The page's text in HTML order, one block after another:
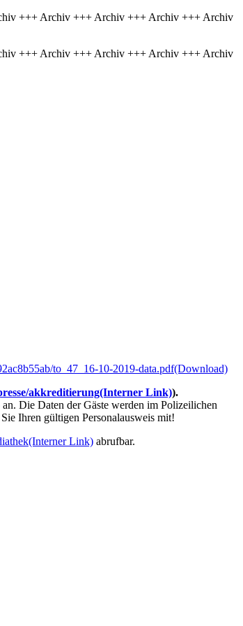
+++ Archiv +++ Archiv +++ Archiv +++ Archiv
+++ Archiv +++ Archiv +++ Archiv +++ Archiv
to_47_16-10-2019-data.pdf(Download)
akkreditierung(Interner Link)).
an. Die Daten der Gäste werden im Polizeilichen
Ihren gültigen Personalausweis mit!
(Interner Link) abrufbar.